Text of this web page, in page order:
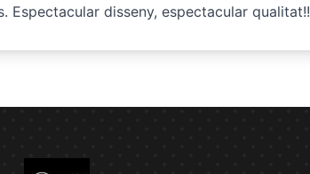
Espectacular disseny, espectacular qualitat!!